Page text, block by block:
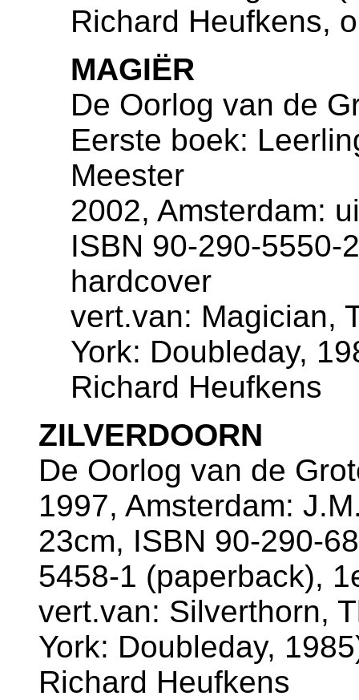
Richard Heufkens,
MAGIËR
De Oorlog van de
Eerste boek:
Meester
2002, Amsterdam:
ISBN 90-290-5550-
hardcover
vert.van: Magician,
York: Doubleday,
Richard Heufkens
ZILVERDOORN
De Oorlog van de
1997, Amsterdam:
23cm, ISBN 90-290-
5458-1 (paperback),
vert.van: Silverthorn,
York: Doubleday,
Richard Heufkens